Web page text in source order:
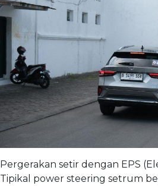
Pergerakan setir dengan EPS
Tipikal power steering setrum